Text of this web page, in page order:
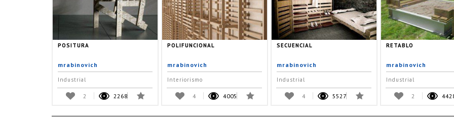
POSITURA
mrabinovich
Industrial
2 2268
POLIFUNCIONAL
mrabinovich
Interiorismo
4 4005
SECUENCIAL
mrabinovich
Industrial
4 5527
RETABLO
mrabinovich
Industrial
2